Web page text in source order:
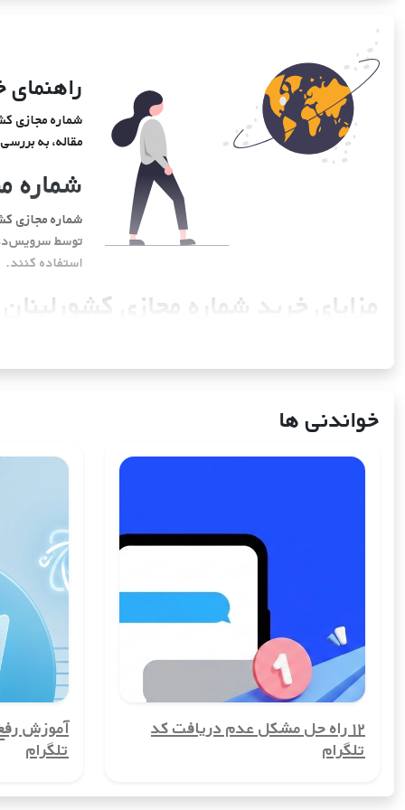
شماره مجازی
مقاله، به
شماره
شماره مجازی
توسط
استفاده کنند.
مزایای خرید شماره مجازی کشورلبنان
1. حفظ حریم خصوصی
یکی از بزرگ‌ترین مزایای شماره مجازی کشورلبنان، حفظ حریم خصوصی
نمی‌خواهند اطلاعات شخصی‌شان در معرض عموم قرار گیرد، بسیار مهم
شماره مجازی کشورلبنان به شما این امکان را می‌دهد تا چندین حساب
شماره مجازی کشورلبنان می‌تواند هزینه‌های ارتباطی شما را کاهش دهد،
بسیاری از سرویس‌های آنلاین و شبکه‌های اجتماعی برای ثبت‌نام به
شماره مجازی کشورلبنان به افزایش امنیت شما کمک می‌کند. با این
برایشان مهم است، اهمیت دارد.
خواندنی ها
۱۲ راه حل مشکل عدم دریافت کد
تلگرام
آموزش
تلگرام